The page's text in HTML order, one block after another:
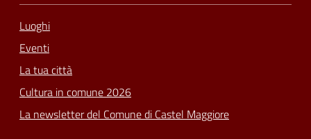
Luoghi
Eventi
La tua città
Cultura in comune 2026
La newsletter del Comune di Castel Maggiore